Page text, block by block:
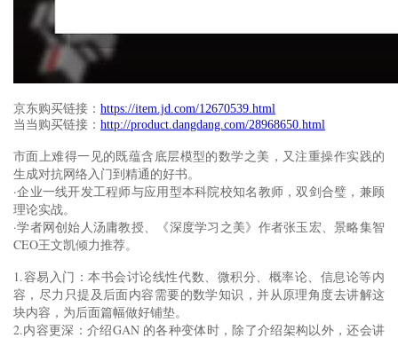
京东购买链接： https://item.jd.com/12670539.html
当当购买链接： http://product.dangdang.com/28968650.html
市面上难得一见的既蕴含底层模型的数学之美，又注重操作实践的
生成对抗网络入门到精通的好书。
·企业一线开发工程师与应用型本科院校知名教师，双剑合璧，兼顾
理论实战。
·学者网创始人汤庸教授、《深度学习之美》作者张玉宏、景略集智
CEO王文凯倾力推荐。
1.容易入门：本书会讨论线性代数、微积分、概率论、信息论等内
容，尽力只提及后面内容需要的数学知识，并从原理角度去讲解这
块内容，为后面篇幅做好铺垫。
2.内容更深：介绍GAN 的各种变体时，除了介绍架构以外，还会讲